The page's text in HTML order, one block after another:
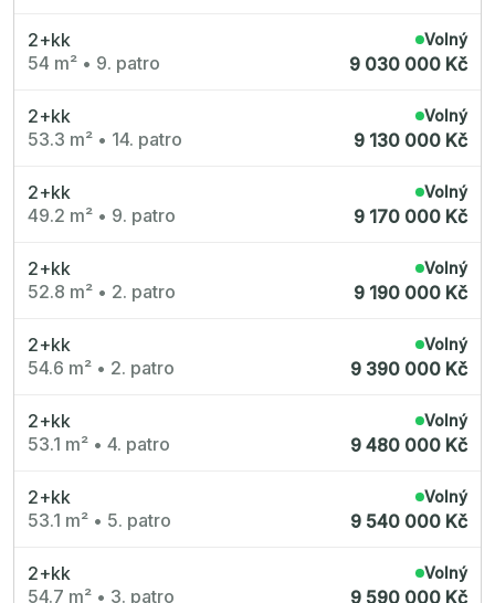
2+kk
54 m² • 9. patro
Volný
9 030 000 Kč
2+kk
53.3 m² • 14. patro
Volný
9 130 000 Kč
2+kk
49.2 m² • 9. patro
Volný
9 170 000 Kč
2+kk
52.8 m² • 2. patro
Volný
9 190 000 Kč
2+kk
54.6 m² • 2. patro
Volný
9 390 000 Kč
2+kk
53.1 m² • 4. patro
Volný
9 480 000 Kč
2+kk
53.1 m² • 5. patro
Volný
9 540 000 Kč
2+kk
54.7 m² • 3. patro
Volný
9 590 000 Kč